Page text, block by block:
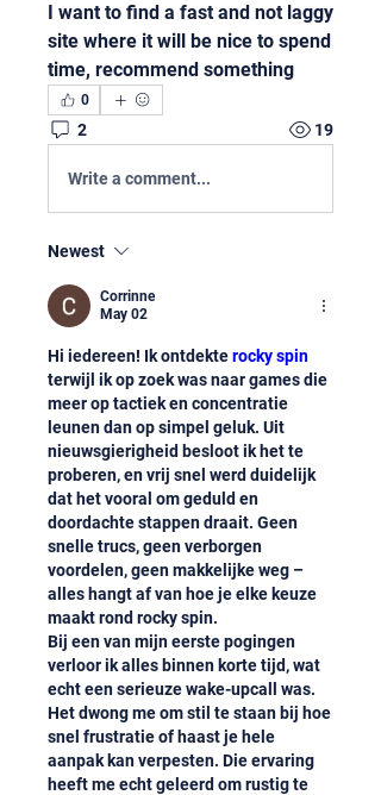
I want to find a fast and not laggy
site where it will be nice to spend
time, recommend something
0
2 19
Write a comment...
Newest
Corrinne
May 02
Hi iedereen! Ik ontdekte rocky spin
terwijl ik op zoek was naar games die
meer op tactiek en concentratie
leunen dan op simpel geluk. Uit
nieuwsgierigheid besloot ik het te
proberen, en vrij snel werd duidelijk
dat het vooral om geduld en
doordachte stappen draait. Geen
snelle trucs, geen verborgen
voordelen, geen makkelijke weg –
alles hangt af van hoe je elke keuze
maakt rond rocky spin.
Bij een van mijn eerste pogingen
verloor ik alles binnen korte tijd, wat
echt een serieuze wake-upcall was.
Het dwong me om stil te staan bij hoe
snel frustratie of haast je hele
aanpak kan verpesten. Die ervaring
heeft me echt geleerd om rustig te